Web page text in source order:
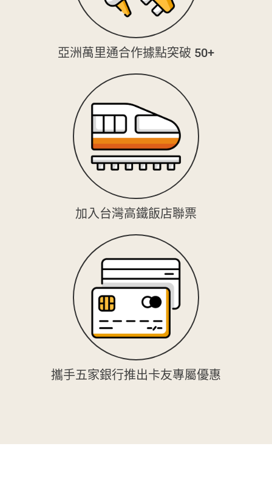
亞洲萬里通合作據點突破 50+
加入台灣高鐵飯店聯票
攜手五家銀行推出卡友專屬優惠